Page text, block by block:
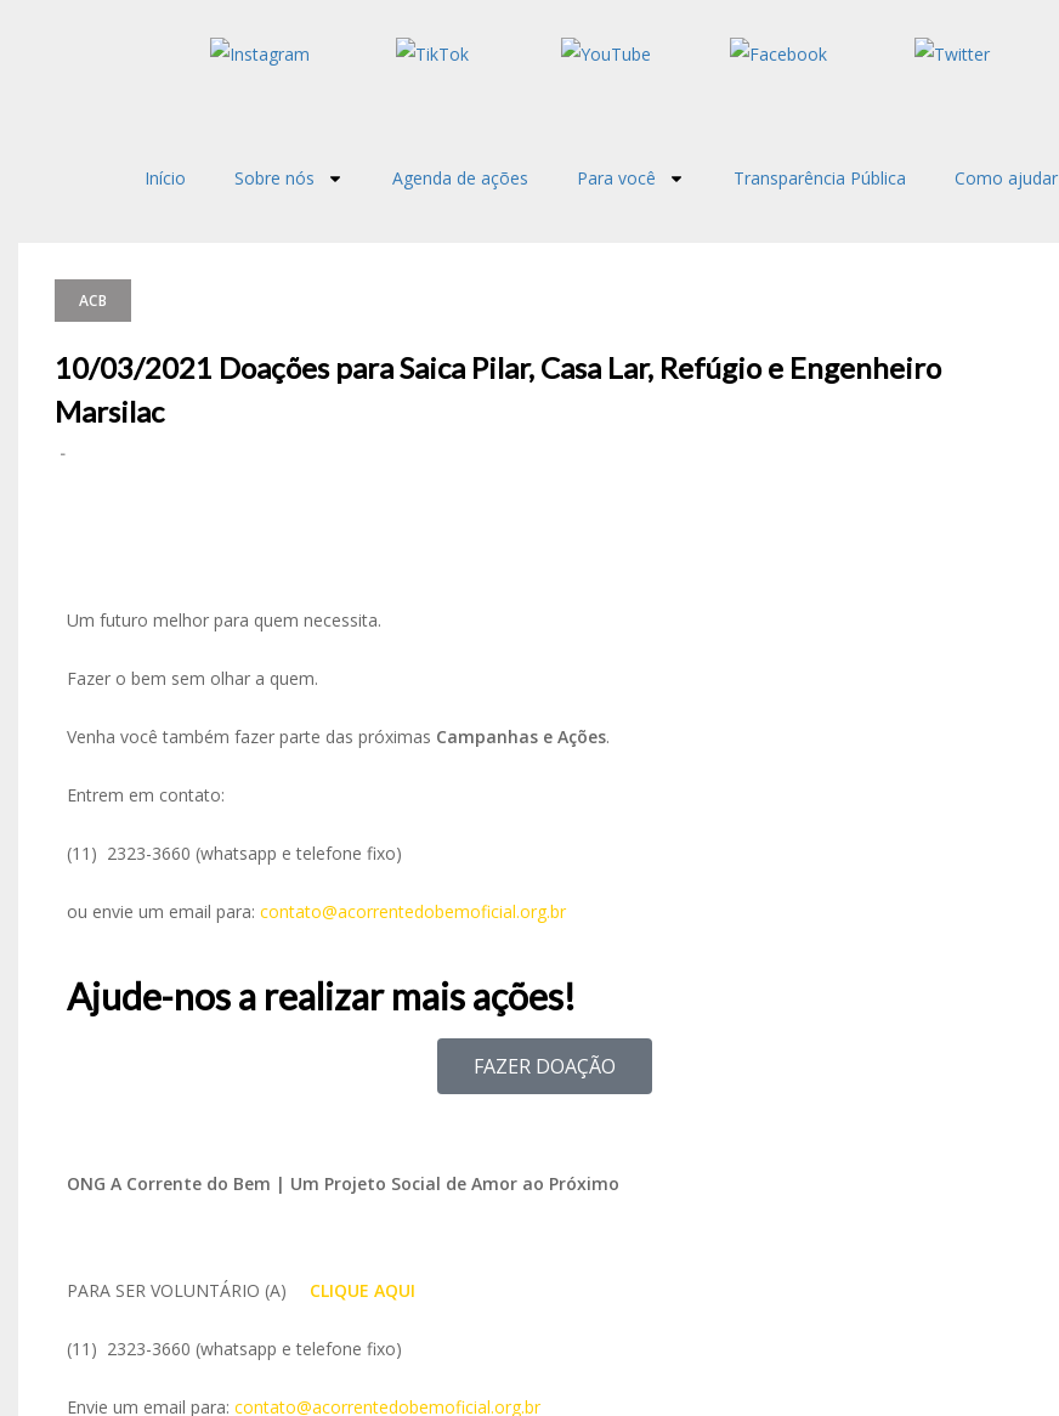
Início Sobre nós Agenda de ações Para você Transparência Pública Como ajudar
ACB
10/03/2021 Doações para Saica Pilar, Casa Lar, Refúgio e Engenheiro
Marsilac
-
Um futuro melhor para quem necessita.
Fazer o bem sem olhar a quem.
Venha você também fazer parte das próximas Campanhas e Ações.
Entrem em contato:
(11) 2323-3660 (whatsapp e telefone fixo)
ou envie um email para: contato@acorrentedobemoficial.org.br
Ajude-nos a realizar mais ações!
FAZER DOAÇÃO
ONG A Corrente do Bem | Um Projeto Social de Amor ao Próximo
PARA SER VOLUNTÁRIO (A) CLIQUE AQUI
(11) 2323-3660 (whatsapp e telefone fixo)
Envie um email para: contato@acorrentedobemoficial.org.br